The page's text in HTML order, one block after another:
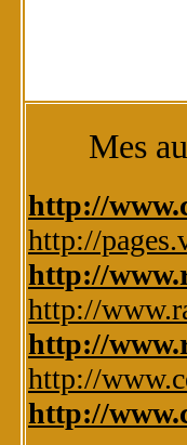
Mes
http://
http://
http://
http://
http://
http://
http://